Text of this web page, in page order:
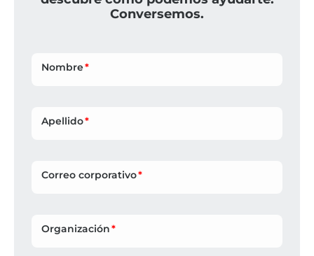
Conversemos.
Nombre
Apellido
Correo corporativo
Organización